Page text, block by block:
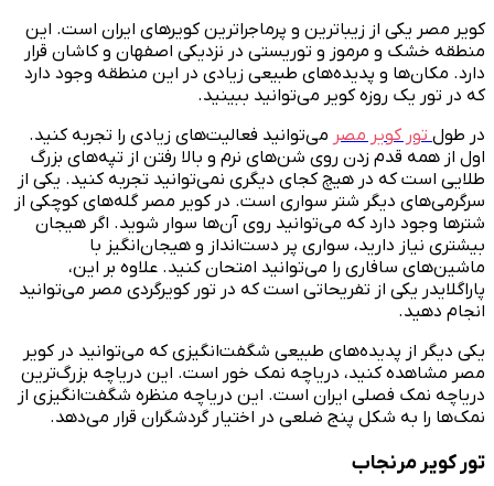
کویر مصر یکی از زیباترین و پرماجراترین کویرهای ایران است. این
منطقه خشک و مرموز و توریستی در نزدیکی اصفهان و کاشان قرار
دارد. مکان‌ها و پدیده‌های طبیعی زیادی در این منطقه وجود دارد
که در تور یک روزه کویر می‌توانید ببینید.
در طولتور کویر مصر می‌توانید فعالیت‌های زیادی را تجربه کنید.
اول از همه قدم زدن روی شن‌های نرم و بالا رفتن از تپه‌های بزرگ
طلایی است که در هیچ کجای دیگری نمی‌توانید تجربه کنید. یکی از
سرگرمی‌های دیگر شتر سواری است. در کویر مصر گله‌های کوچکی از
شترها وجود دارد که می‌توانید روی آن‌ها سوار شوید. اگر هیجان
بیشتری نیاز دارید، سواری پر دست‌انداز و هیجان‌انگیز با
ماشین‌های سافاری را می‌توانید امتحان کنید. علاوه بر این،
پاراگلایدر یکی از تفریحاتی است که در تور کویرگردی مصر می‌توانید
انجام دهید.
یکی دیگر از پدیده‌های طبیعی شگفت‌انگیزی که می‌توانید در کویر
مصر مشاهده کنید، دریاچه نمک خور است. این دریاچه بزرگ‌ترین
دریاچه نمک فصلی ایران است. این دریاچه منظره شگفت‌انگیزی از
نمک‌ها را به شکل پنج ضلعی در اختیار گردشگران قرار می‌دهد.
تور کویر مرنجاب